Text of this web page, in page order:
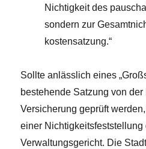
Nichtigkeit des
sondern zur
kostensatzung.“
Sollte anlässlich eines
bestehende Satzung von
Versicherung geprüft
einer Nichtigkeitsfeststellung
Verwaltungsgericht. Die